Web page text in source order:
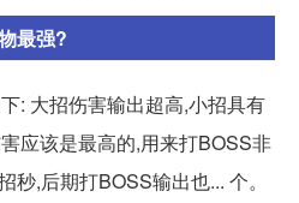
最强?
: 大招伤害输出超高,小招具有
应该是最高的,用来打BOSS非
,后期打BOSS输出也... 个。